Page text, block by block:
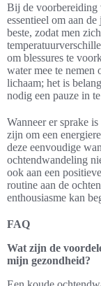
Bij de voorbereiding
essentieel om aan
beste, zodat men
om blessures te
water mee te nemen
lichaam; het is
nodig een pauze in
Wanneer er sprake
zijn om een
deze eenvoudige
ochtendwandeling
ook aan een
routine aan de
enthousiasme kan
FAQ
Wat zijn de
mijn gezondheid?